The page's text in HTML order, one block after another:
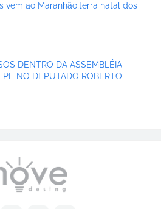
vem ao Maranhão,terra natal dos
DENTRO DA ASSEMBLÉIA
NO DEPUTADO ROBERTO